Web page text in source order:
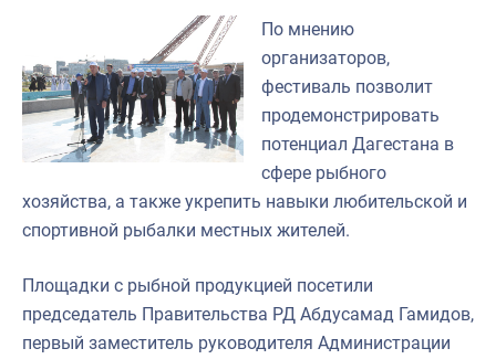
По мнению
организаторов,
фестиваль позволит
продемонстрировать
потенциал Дагестана в
сфере рыбного
хозяйства, а также укрепить навыки любительской и
спортивной рыбалки местных жителей.
Площадки с рыбной продукцией посетили
председатель Правительства РД Абдусамад Гамидов,
первый заместитель руководителя Администрации